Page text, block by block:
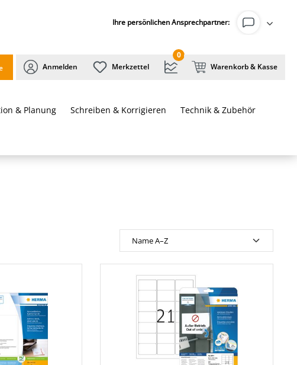
Ihre persönlichen Ansprechpartner:
Anmelden Merkzettel
0
Warenkorb & Kasse
& Planung Schreiben & Korrigieren Technik & Zubehör